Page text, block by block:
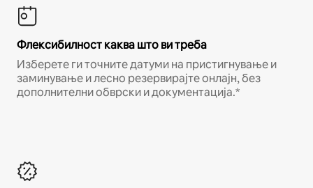
Флексибилност каква што ви треба
Изберете ги точните датуми на пристигнување и
заминување и лесно резервирајте онлајн, без
дополнителни обврски и документација.*